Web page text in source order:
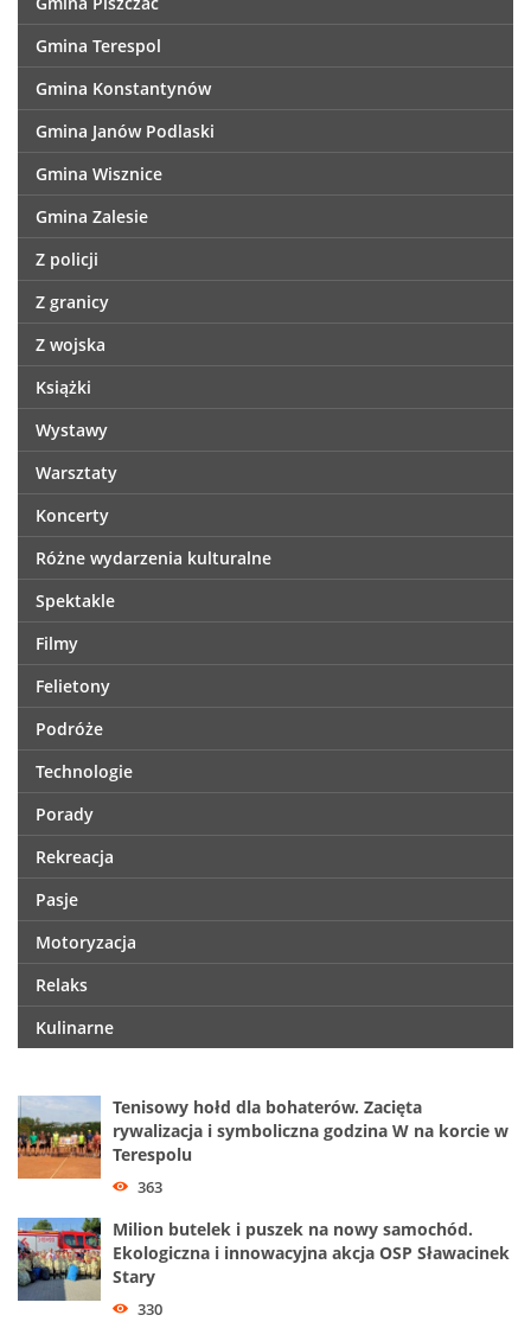
Gmina Terespol
Gmina Konstantynów
Gmina Janów Podlaski
Gmina Wisznice
Gmina Zalesie
Z policji
Z granicy
Z wojska
Książki
Wystawy
Warsztaty
Koncerty
Różne wydarzenia kulturalne
Spektakle
Filmy
Felietony
Podróże
Technologie
Porady
Rekreacja
Pasje
Motoryzacja
Relaks
Kulinarne
Tenisowy hołd dla bohaterów. Zacięta
rywalizacja i symboliczna godzina W na korcie w
Terespolu
363
Milion butelek i puszek na nowy samochód.
Ekologiczna i innowacyjna akcja OSP Sławacinek
Stary
330